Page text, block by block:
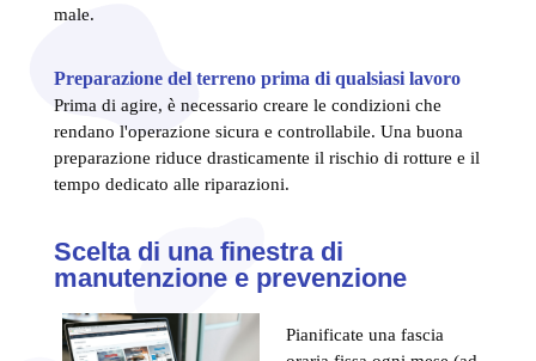
male.
Preparazione del terreno prima di qualsiasi lavoro
Prima di agire, è necessario creare le condizioni che
rendano l'operazione sicura e controllabile. Una buona
preparazione riduce drasticamente il rischio di rotture e il
tempo dedicato alle riparazioni.
Scelta di una finestra di
manutenzione e prevenzione
Pianificate una fascia